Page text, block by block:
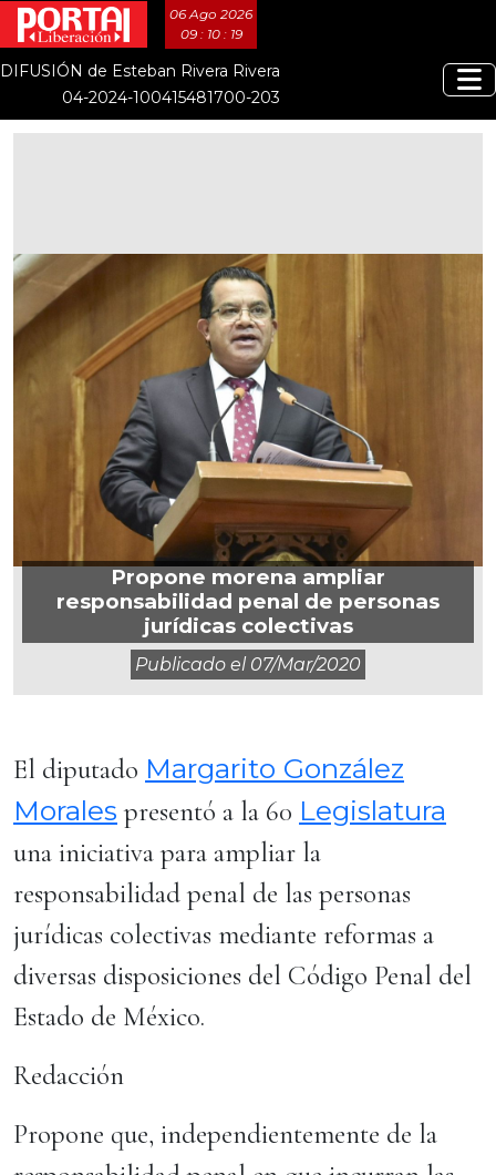
06 Ago 2026
09 : 10 : 20
DIFUSIÓN de Esteban Rivera Rivera
04-2024-100415481700-203
Propone morena ampliar
responsabilidad penal de personas
jurídicas colectivas
Publicado el 07/mar/2020
El diputado Margarito González
Morales presentó a la 60 Legislatura
una iniciativa para ampliar la
responsabilidad penal de las personas
jurídicas colectivas mediante reformas a
diversas disposiciones del Código Penal del
Estado de México.
Redacción
Propone que, independientemente de la